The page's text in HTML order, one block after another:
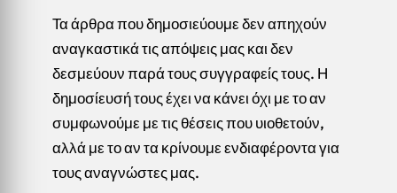
Τα άρθρα που δημοσιεύουμε δεν απηχούν
αναγκαστικά τις απόψεις μας και δεν
δεσμεύουν παρά τους συγγραφείς τους. Η
δημοσίευσή τους έχει να κάνει όχι με το αν
συμφωνούμε με τις θέσεις που υιοθετούν,
αλλά με το αν τα κρίνουμε ενδιαφέροντα για
τους αναγνώστες μας.